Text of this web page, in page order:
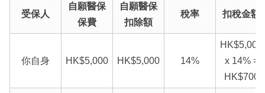
受保人
自願醫保
保費
自願醫保
扣除額
稅率 扣稅金額
你自身 HK$5,000 HK$5,000 14%
HK$5,000
x 14% =
HK$700